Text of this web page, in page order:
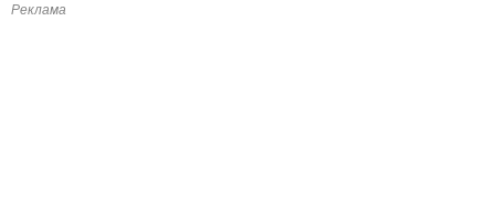
Реклама